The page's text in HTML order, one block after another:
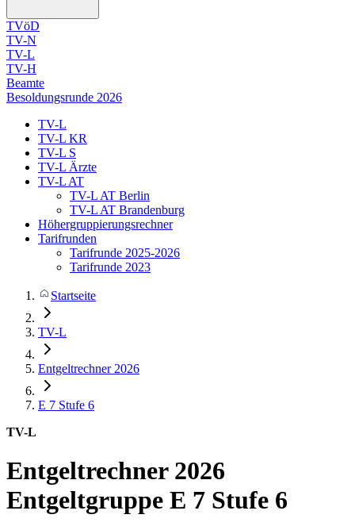
TVöD
TV-N
TV-L
TV-H
Beamte
Besoldungsrunde 2026
TV-L
TV-L KR
TV-L S
TV-L Ärzte
TV-L AT
TV-L AT Berlin
TV-L AT Brandenburg
Höhergruppierungsrechner
Tarifrunden
Tarifrunde 2025-2026
Tarifrunde 2023
Startseite
TV-L
Entgeltrechner 2026
E 7 Stufe 6
TV-L
Entgeltrechner 2026
Entgeltgruppe E 7 Stufe 6